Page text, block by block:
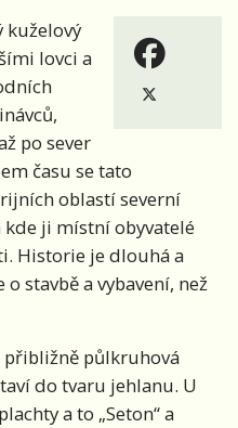
kuželový
lovci a
po sever
času se tato
oblastí severní
ji místní obyvatelé
Historie je dlouhá a
stavbě a vybavení, než
půlkruhová
do tvaru jehlanu. U
a to „Seton“ a